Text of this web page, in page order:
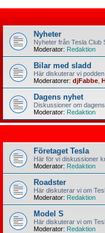
Nyheter
Nyheter från Tesla Club
Moderator: Redaktion
Bilar med sladd
Här diskuterar vi
Moderatorer: djFabbe
Dagens nyhet
Diskussioner om
Moderator: Redaktion
Företaget Tesla
Här för vi diskussioner
Moderator: Redaktion
Roadster
Här diskuterar vi om
Moderator: Redaktion
Model S
Här diskuterar vi om
Moderator: Redaktion